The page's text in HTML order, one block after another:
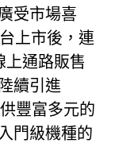
受市場喜
上市後，連
通路販售
續引進
豐富多元的
門級機種的